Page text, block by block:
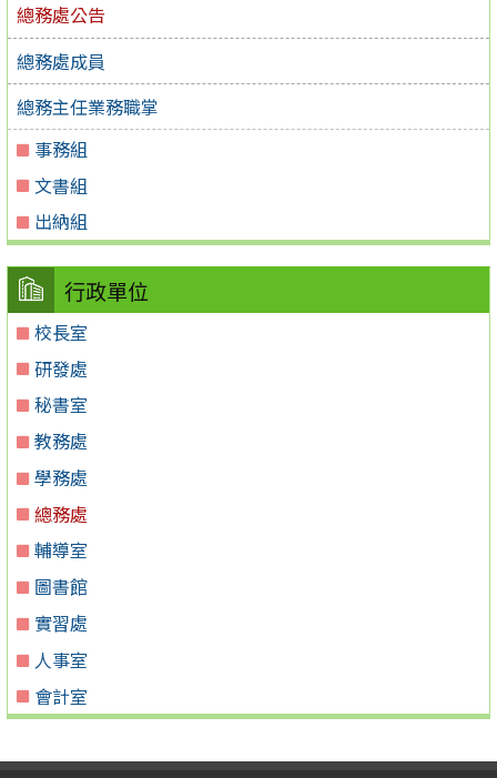
總務處公告
總務處成員
總務主任業務職掌
事務組
文書組
出納組
行政單位
校長室
研發處
秘書室
教務處
學務處
總務處
輔導室
圖書館
實習處
人事室
會計室